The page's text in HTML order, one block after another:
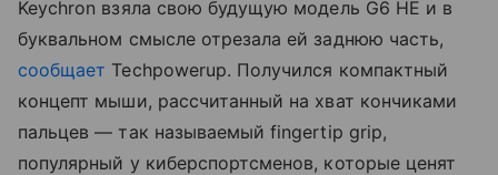
Keychron взяла свою будущую модель G6 HE и в
буквальном смысле отрезала ей заднюю часть,
сообщает Techpowerup. Получился компактный
концепт мыши, рассчитанный на хват кончиками
пальцев — так называемый fingertip grip,
популярный у киберспортсменов, которые ценят